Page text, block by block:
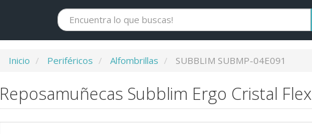
Inicio Periféricos Alfombrillas SUBBLIM SUBMP-04E091
Reposamuñecas Subblim Ergo Cristal Flex